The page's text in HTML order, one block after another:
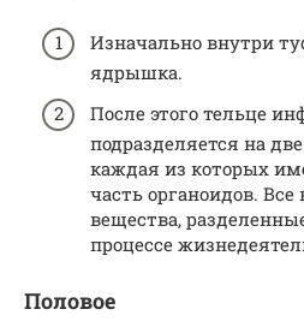
Изначально внутри
ядрышка.
После этого тельце
подразделяется на
каждая из которых
часть органоидов.
вещества,
процессе
Половое